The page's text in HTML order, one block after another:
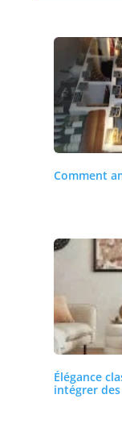
Comment
Élégance
intégrer